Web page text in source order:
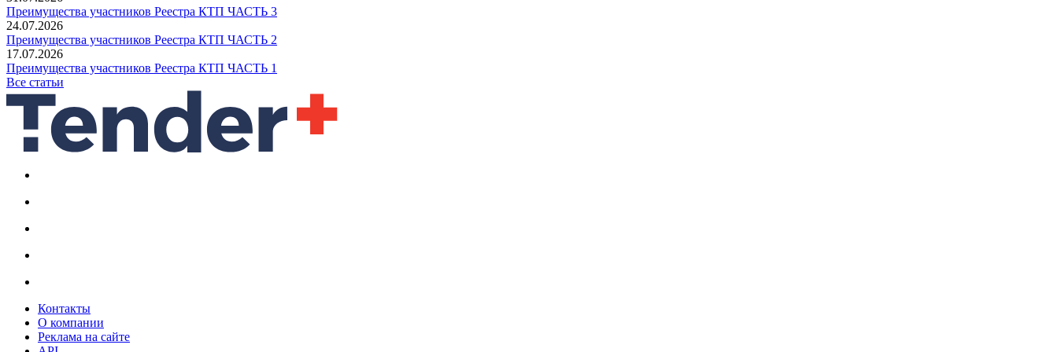
Преимущества участников Реестра КТП ЧАСТЬ 3
24.07.2026
Преимущества участников Реестра КТП ЧАСТЬ 2
17.07.2026
Преимущества участников Реестра КТП ЧАСТЬ 1
Все статьи
Контакты
О компании
Реклама на сайте